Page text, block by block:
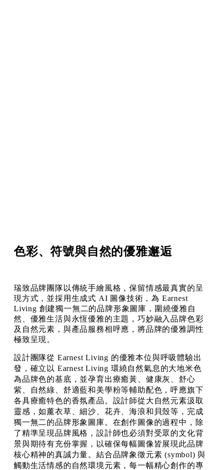
色彩、符號與自然的優雅邂逅
瑞致品牌團隊以傳統手繪風格，保留情感最真實的呈
現方式，並採用生成式 AI 圖像技術，為 Earnest
Living 創建獨一無二的品牌形象圖庫，圍繞優雅自
然、優雅生活與永恆優雅的主題，巧妙融入品牌色彩
及自然元素，與產品服務相呼應，將品牌的優雅調性
極致呈現。
設計團隊從 Earnest Living 的優雅本位與呼吸體驗出
發，確立以 Earnest Living 環繞自然氣息的大地米色
為品牌色的基底，並孕育出療癒黃、健康灰、舒心
紫、自然綠、舒適藍和美學粉等輔助配色，呼應旗下
各具療癒特色的香氛產品。設計師從大自然元素汲取
靈感，如薰衣草、細沙、花卉、海浪和貝殼等，完成
獨一無二的品牌形象圖庫。在創作圖像的過程中，除
了精準呈現品牌風格，設計師也必須對受眾的文化背
景與期待有充份掌握，以確保每幅圖像皆展現此品牌
核心精神的真誠力量。結合品牌象徵元素 (symbol) 與
觸動生活情感的自然環境元素，每一幅精心創作的專